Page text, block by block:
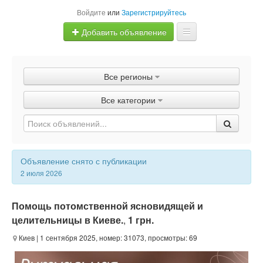
Войдите или Зарегистрируйтесь
Добавить объявление
Объявления
Быстрая продажа
Все регионы
Все категории
Объявление снято с публикации
2 июля 2026
Помощь потомственной ясновидящей и
целительницы в Киеве., 1 грн.
Киев | 1 сентября 2025, номер: 31073, просмотры: 69